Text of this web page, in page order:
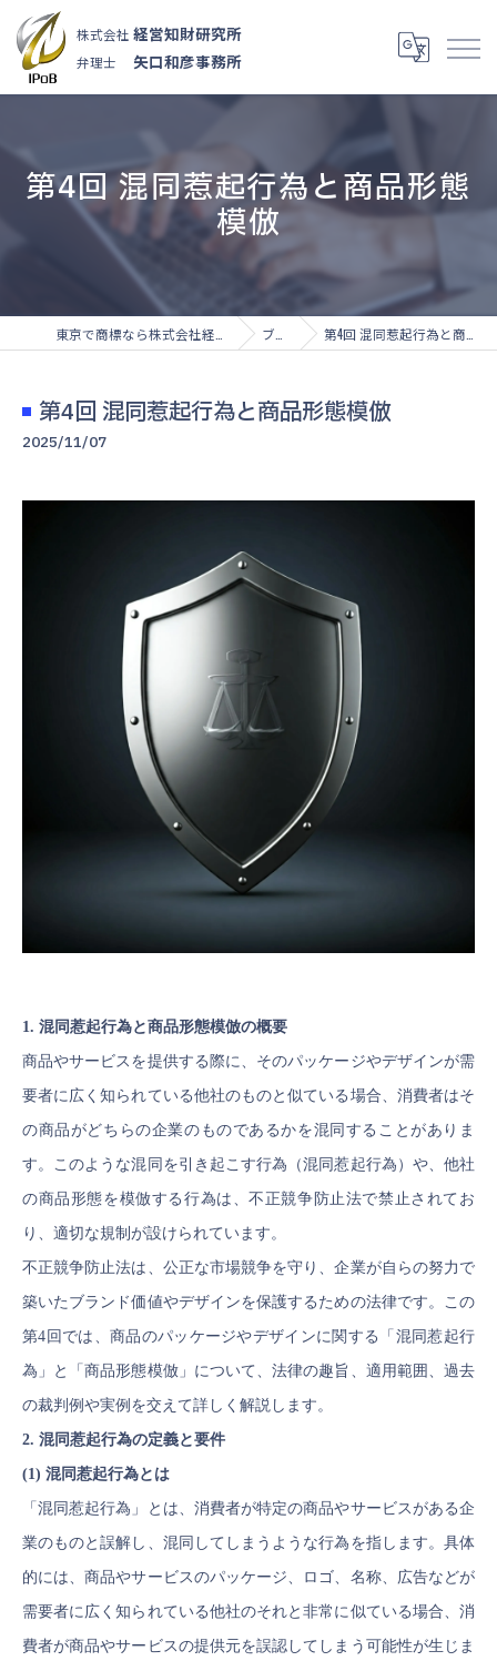
株式会社 経営知財研究所
弁理士 矢口和彦事務所
第4回 混同惹起行為と商品形態
模倣
ブログ 第4回 混同惹起行為と商品形態模倣
第4回 混同惹起行為と商品形態模倣
2025/11/07
1. 混同惹起行為と商品形態模倣の概要
商品やサービスを提供する際に、そのパッケージやデザインが需
要者に広く知られている他社のものと似ている場合、消費者はそ
の商品がどちらの企業のものであるかを混同することがありま
す。このような混同を引き起こす行為（混同惹起行為）や、他社
の商品形態を模倣する行為は、不正競争防止法で禁止されてお
り、適切な規制が設けられています。
不正競争防止法は、公正な市場競争を守り、企業が自らの努力で
築いたブランド価値やデザインを保護するための法律です。この
第4回では、商品のパッケージやデザインに関する「混同惹起行
為」と「商品形態模倣」について、法律の趣旨、適用範囲、過去
の裁判例や実例を交えて詳しく解説します。
2. 混同惹起行為の定義と要件
(1) 混同惹起行為とは
「混同惹起行為」とは、消費者が特定の商品やサービスがある企
業のものと誤解し、混同してしまうような行為を指します。具体
的には、商品やサービスのパッケージ、ロゴ、名称、広告などが
需要者に広く知られている他社のそれと非常に似ている場合、消
費者が商品やサービスの提供元を誤認してしまう可能性が生じま